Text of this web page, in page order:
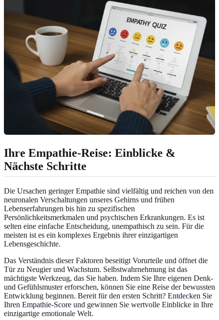
Ihre Empathie-Reise: Einblicke &
Nächste Schritte
Die Ursachen geringer Empathie sind vielfältig und reichen von den
neuronalen Verschaltungen unseres Gehirns und frühen
Lebenserfahrungen bis hin zu spezifischen
Persönlichkeitsmerkmalen und psychischen Erkrankungen. Es ist
selten eine einfache Entscheidung, unempathisch zu sein. Für die
meisten ist es ein komplexes Ergebnis ihrer einzigartigen
Lebensgeschichte.
Das Verständnis dieser Faktoren beseitigt Vorurteile und öffnet die
Tür zu Neugier und Wachstum. Selbstwahrnehmung ist das
mächtigste Werkzeug, das Sie haben. Indem Sie Ihre eigenen Denk-
und Gefühlsmuster erforschen, können Sie eine Reise der bewussten
Entwicklung beginnen. Bereit für den ersten Schritt? Entdecken Sie
Ihren Empathie-Score und gewinnen Sie wertvolle Einblicke in Ihre
einzigartige emotionale Welt.